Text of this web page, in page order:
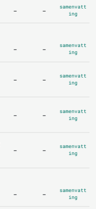
- -
samenvatt
ing
- -
samenvatt
ing
- -
samenvatt
ing
- -
samenvatt
ing
- -
samenvatt
ing
- -
samenvatt
ing